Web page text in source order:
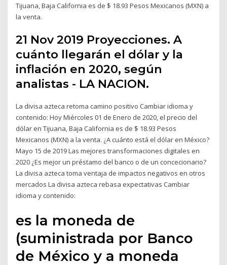
Tijuana, Baja California es de $ 18.93 Pesos Mexicanos (MXN) a
la venta.
21 Nov 2019 Proyecciones. A
cuánto llegarán el dólar y la
inflación en 2020, según
analistas - LA NACION.
La divisa azteca retoma camino positivo Cambiar idioma y
contenido: Hoy Miércoles 01 de Enero de 2020, el precio del
dólar en Tijuana, Baja California es de $ 18.93 Pesos
Mexicanos (MXN) a la venta. ¿A cuánto está el dólar en México?
Mayo 15 de 2019 Las mejores transformaciones digitales en
2020 ¿Es mejor un préstamo del banco o de un concecionario?
La divisa azteca toma ventaja de impactos negativos en otros
mercados La divisa azteca rebasa expectativas Cambiar
idioma y contenido:
es la moneda de
(suministrada por Banco
de México y a moneda